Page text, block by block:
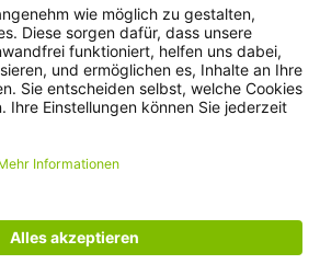
2026 moosobjekt.de